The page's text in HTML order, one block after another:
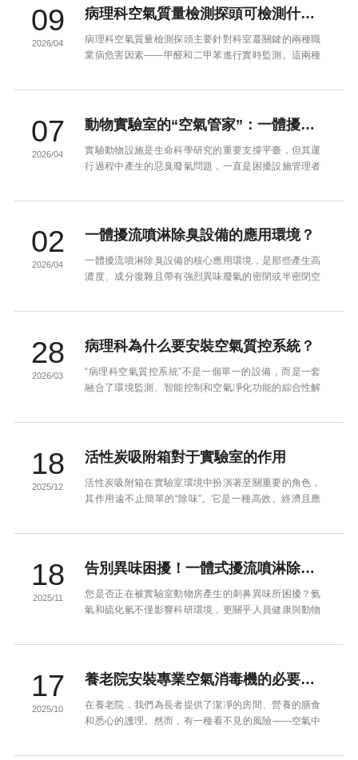
09
2026/04
病理科空氣質量檢測探頭可檢測什么？
病理科空氣質量檢測探頭主要針對科室蕞關鍵的兩種職
業病危害因素——甲醛和二甲苯進行實時監測。這兩種
07
2026/04
動物實驗室的“空氣管家”：一體擾流噴淋除臭設備深度解析
實驗動物設施是生命科學研究的重要支撐平臺，但其運
行過程中產生的惡臭廢氣問題，一直是困擾設施管理者
02
2026/04
一體擾流噴淋除臭設備的應用環境？
一體擾流噴淋除臭設備的核心應用環境，是那些產生高
濃度、成分復雜且帶有強烈異味廢氣的密閉或半密閉空
被用于以下四大領...
28
2026/03
病理科為什么要安裝空氣質控系統？
“病理科空氣質控系統”不是一個單一的設備，而是一套
融合了環境監測、智能控制和空氣凈化功能的綜合性解
腦”和一套“...
18
2025/12
活性炭吸附箱對于實驗室的作用
活性炭吸附箱在實驗室環境中扮演著至關重要的角色，
其作用遠不止簡單的“除味”。它是一種高效、經濟且應
中的有機污染物...
18
2025/11
告別異味困擾！一體式擾流噴淋除臭設備，為您的實驗室動物房注入清新科技
您是否正在被實驗室動物房產生的刺鼻異味所困擾？氨
氣和硫化氫不僅影響科研環境，更關乎人員健康與動物
一體式擾流噴淋除...
17
2025/10
養老院安裝專業空氣消毒機的必要性與承諾
在養老院，我們為長者提供了潔凈的房間、營養的膳食
和悉心的護理。然而，有一種看不見的風險——空氣中
冠、細菌、霉菌……...